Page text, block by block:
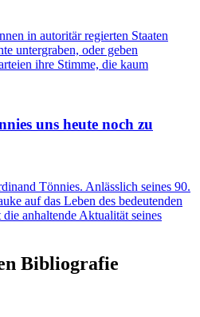
in autoritär regierten Staaten
untergraben, oder geben
ihre Stimme, die kaum
uns heute noch zu
Tönnies. Anlässlich seines 90.
auf das Leben des bedeutenden
anhaltende Aktualität seines
Bibliografie